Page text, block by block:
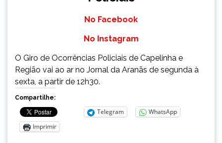
No Facebook
No Instagram
O Giro de Ocorrências Policiais de Capelinha e
Região vai ao ar no Jornal da Aranãs de segunda à
sexta, a partir de 12h30.
Compartilhe:
Telegram
WhatsApp
Imprimir